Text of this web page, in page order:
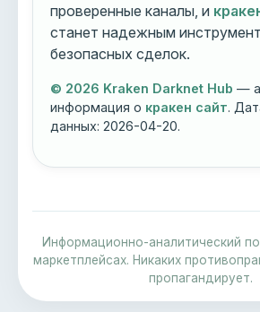
проверенные каналы, и
станет надежным
безопасных сделок.
© 2026 Kraken Darknet Hub —
информация о кракен сайт.
данных:2026-04-20.
Информационно-аналитический
маркетплейсах. Никаких
пропагандирует.